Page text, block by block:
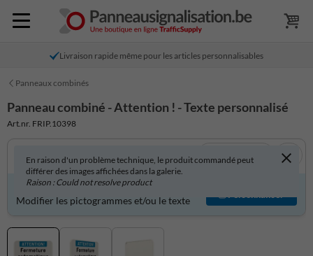
Livraison rapide même pour les articles personnalisables
Panneaux combinés
Panneau combiné - Attention ! - Texte personnalisé
Art.nr. FRIP.10398
En raison d'un problème technique, le produit commandé peut
différer des images affichées dans la galerie.
Raison : Could not resolve product
Voir en 3D
Produit personnalisable ?
Modifier les pictogrammes et/ou le texte
Personnaliser